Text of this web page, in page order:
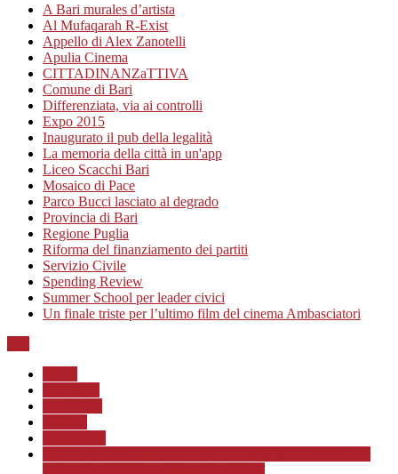
A Bari murales d’artista
Al Mufaqarah R-Exist
Appello di Alex Zanotelli
Apulia Cinema
CITTADINANZaTTIVA
Comune di Bari
Differenziata, via ai controlli
Expo 2015
Inaugurato il pub della legalità
La memoria della città in un'app
Liceo Scacchi Bari
Mosaico di Pace
Parco Bucci lasciato al degrado
Provincia di Bari
Regione Puglia
Riforma del finanziamento dei partiti
Servizio Civile
Spending Review
Summer School per leader civici
Un finale triste per l’ultimo film del cinema Ambasciatori